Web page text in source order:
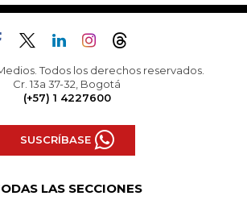
Todos los derechos reservados.
Cr. 13a 37-32, Bogotá
(+57) 1 4227600
SUSCRÍBASE
LAS SECCIONES